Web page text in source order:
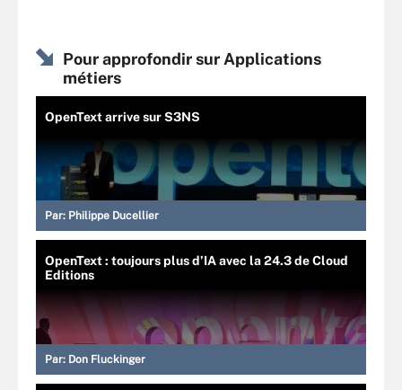
Pour approfondir sur Applications
métiers
OpenText arrive sur S3NS
Par: Philippe Ducellier
OpenText : toujours plus d’IA avec la 24.3 de Cloud
Editions
Par: Don Fluckinger